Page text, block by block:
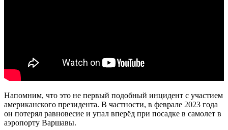
Напомним, что это не первый подобный инцидент с участием
американского президента. В частности, в феврале 2023 года
он потерял равновесие и упал вперёд при посадке в самолет в
аэропорту Варшавы.